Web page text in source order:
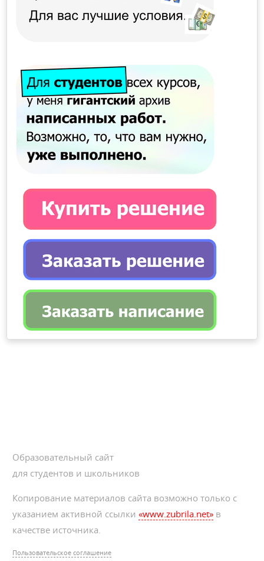
Образовательный сайт
для студентов и школьников
Копирование материалов сайта возможно только с
указанием активной ссылки«www.zubrila.net» в
качестве источника.
Пользовательское соглашение